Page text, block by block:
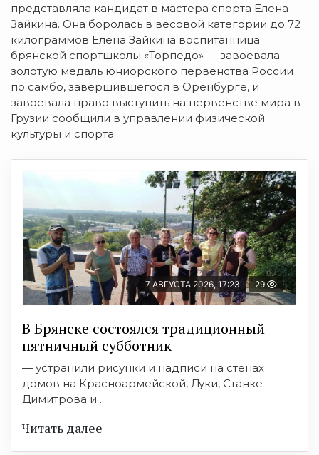
представляла кандидат в мастера спорта Елена
Зайкина. Она боролась в весовой категории до 72
килограммов Елена Зайкина воспитанница
брянской спортшколы «Торпедо» — завоевала
золотую медаль юниорского первенства России
по самбо, завершившегося в Оренбурге, и
завоевала право выступить на первенстве мира в
Грузии сообщили в управлении физической
культуры и спорта.
7 АВГУСТА 2026, 17:23 29
В Брянске состоялся традиционный
пятничный субботник
— устранили рисунки и надписи на стенах
домов на Красноармейской, Дуки, Станке
Димитрова и ...
Читать далее